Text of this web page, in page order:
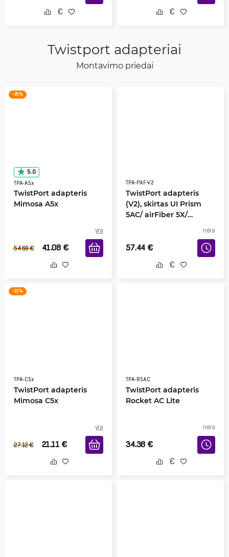
Twistport adapteriai
Montavimo priedai
-25 %
5.0
TPA-A5x
TwistPort adapteris
Mimosa A5x
yra
54.68 € 41.08 €
TPA-PAF-V2
TwistPort adapteris
(V2), skirtas UI Prism
5AC/ airFiber 5X/
nėra
57.44 €
-22 %
TPA-C5x
TwistPort adapteris
Mimosa C5x
yra
27.12 € 21.11 €
TPA-R5AC
TwistPort adapteris
Rocket AC Lite
nėra
34.38 €